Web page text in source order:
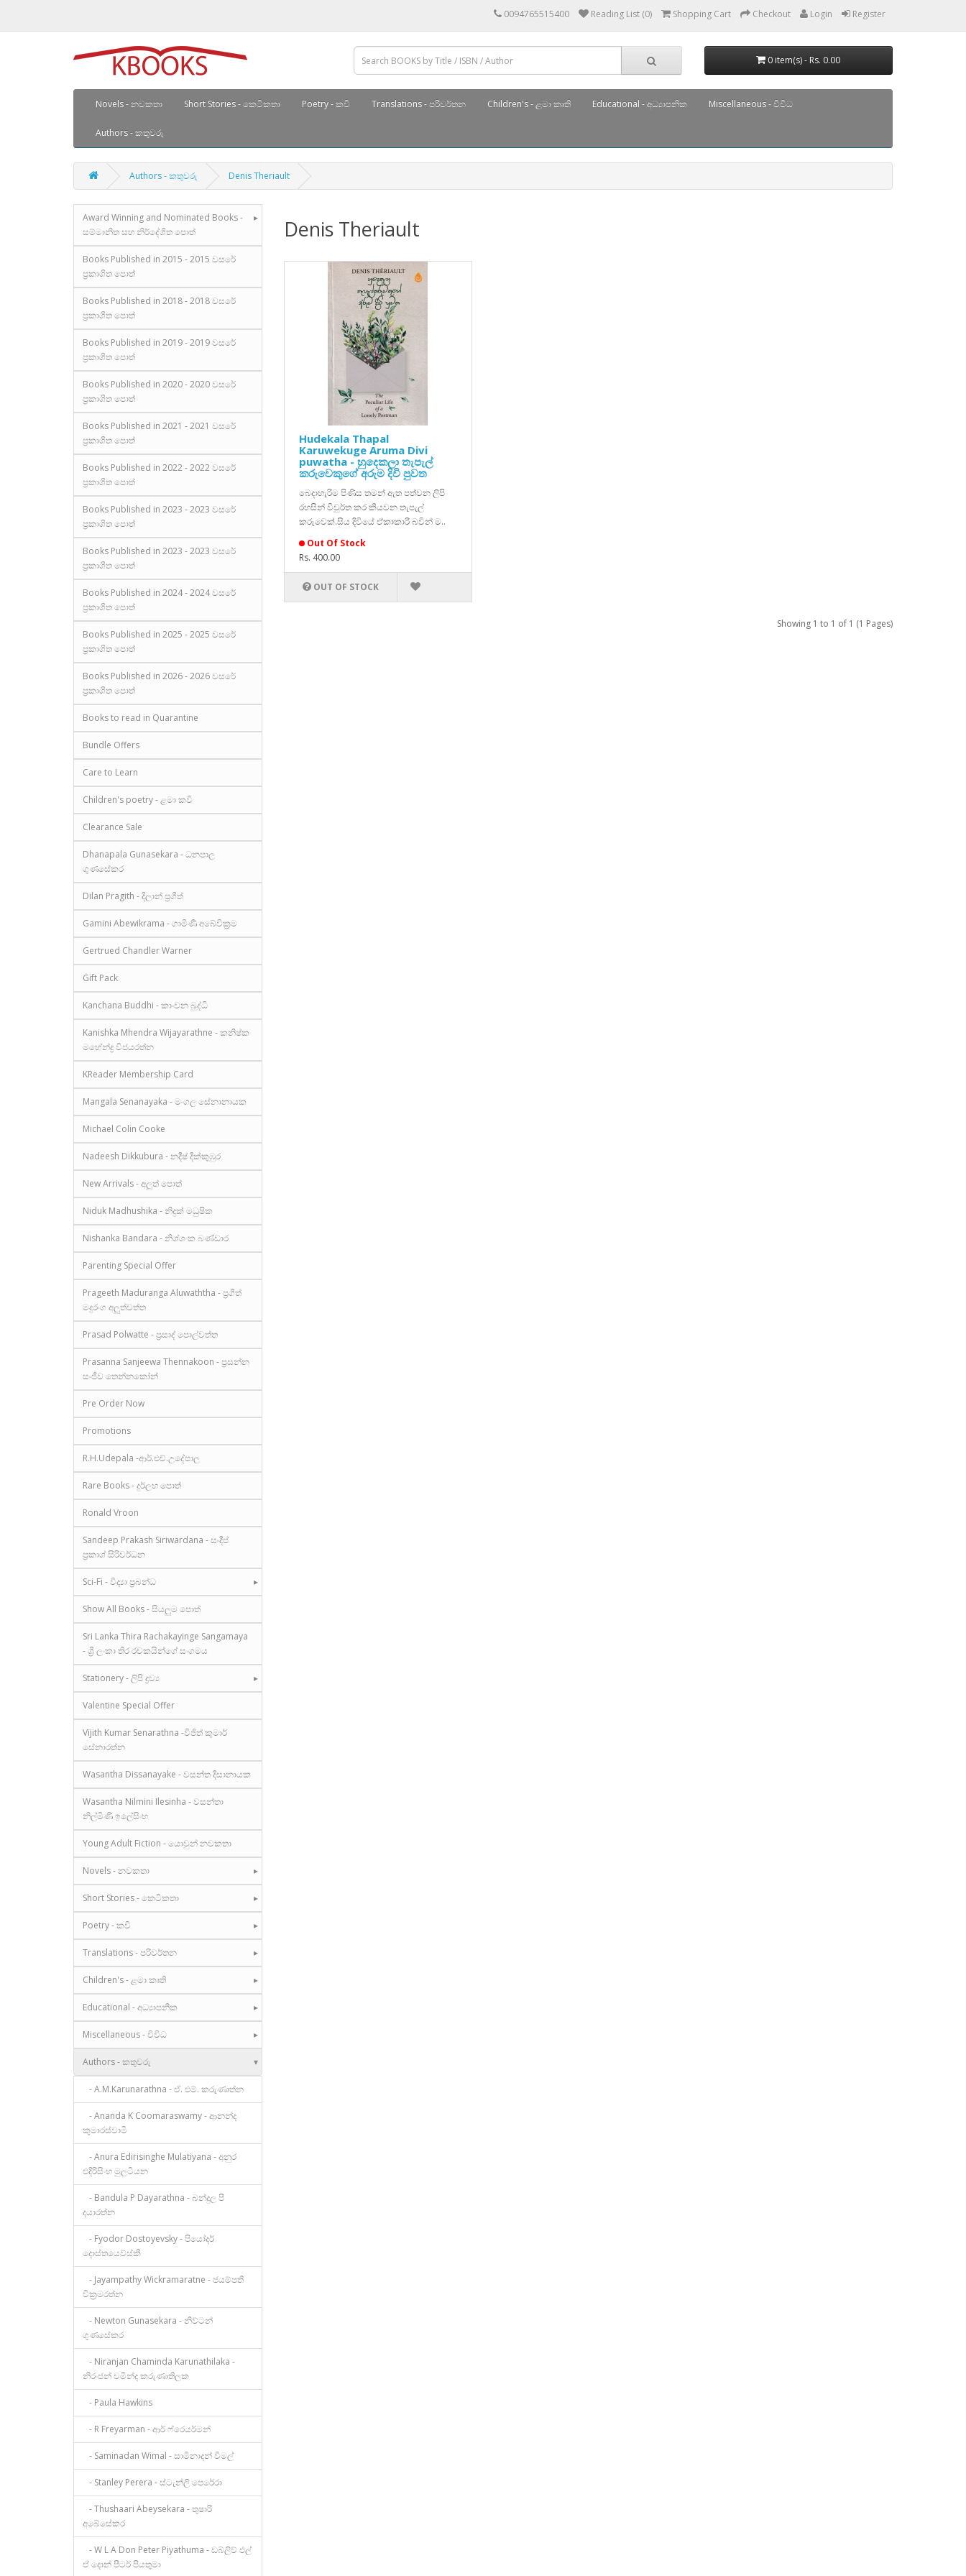
0094765515400 Reading List (0) Shopping Cart Checkout Login Register
0 item(s) - Rs. 0.00
Novels - නවකතා Short Stories - කෙටිකතා Poetry - කවි Translations - පරිවර්තන Children's - ළමා කෘති Educational - අධ්‍යාපනික Miscellaneous - විවිධ
Authors - කතුවරු
Authors - කතුවරු Denis Theriault
Award Winning and Nominated Books -
සම්මානිත සහ නිර්දේශිත පොත්
Books Published in 2015 - 2015 වසරේ
ප්‍රකාශිත පොත්
Books Published in 2018 - 2018 වසරේ
ප්‍රකාශිත පොත්
Books Published in 2019 - 2019 වසරේ
ප්‍රකාශිත පොත්
Books Published in 2020 - 2020 වසරේ
ප්‍රකාශිත පොත්
Books Published in 2021 - 2021 වසරේ
ප්‍රකාශිත පොත්
Books Published in 2022 - 2022 වසරේ
ප්‍රකාශිත පොත්
Books Published in 2023 - 2023 වසරේ
ප්‍රකාශිත පොත්
Books Published in 2023 - 2023 වසරේ
ප්‍රකාශිත පොත්
Books Published in 2024 - 2024 වසරේ
ප්‍රකාශිත පොත්
Books Published in 2025 - 2025 වසරේ
ප්‍රකාශිත පොත්
Books Published in 2026 - 2026 වසරේ
ප්‍රකාශිත පොත්
Books to read in Quarantine
Bundle Offers
Care to Learn
Children's poetry - ළමා කවි
Clearance Sale
Dhanapala Gunasekara - ධනපාල
ගුණසේකර
Dilan Pragith - දිලාන් ප්‍රගීත්
Gamini Abewikrama - ගාමිණී අබේවික්‍රම
Gertrued Chandler Warner
Gift Pack
Kanchana Buddhi - කාංචන බුද්ධි
Kanishka Mhendra Wijayarathne - කනිෂ්ක
මහේන්ද්‍ර විජයරත්න
KReader Membership Card
Mangala Senanayaka - මංගල සේනානායක
Michael Colin Cooke
Nadeesh Dikkubura - නදීෂ් දික්කුඹුර
New Arrivals - අලුත් පොත්
Niduk Madhushika - නිදුක් මධුෂික
Nishanka Bandara - නිශ්ශංක බණ්ඩාර
Parenting Special Offer
Prageeth Maduranga Aluwaththa - ප්‍රගීත්
මදුරංග අලුත්වත්ත
Prasad Polwatte - ප්‍රසාද් පොල්වත්ත
Prasanna Sanjeewa Thennakoon - ප්‍රසන්න
සංජීව තෙන්නකෝන්
Pre Order Now
Promotions
R.H.Udepala -ආර්.එච්.උදේපාල
Rare Books - දුර්ලභ පොත්
Ronald Vroon
Sandeep Prakash Siriwardana - සංදීප්
ප්‍රකාශ් සිරිවර්ධන
Sci-Fi - විද්‍යා ප්‍රබන්ධ
Show All Books - සියලුම පොත්
Sri Lanka Thira Rachakayinge Sangamaya
- ශ්‍රී ලංකා තිර රචකයින්ගේ සංගමය
Stationery - ලිපි ද්‍රව්‍ය
Valentine Special Offer
Vijith Kumar Senarathna -විජිත් කුමාර්
සේනාරත්න
Wasantha Dissanayake - වසන්ත දිසානායක
Wasantha Nilmini Ilesinha - වසන්තා
නිල්මිණි ඉලේසිංහ
Young Adult Fiction - යොවුන් නවකතා
Novels - නවකතා
Short Stories - කෙටිකතා
Poetry - කවි
Translations - පරිවර්තන
Children's - ළමා කෘති
Educational - අධ්‍යාපනික
Miscellaneous - විවිධ
Authors - කතුවරු
- A.M.Karunarathna - ඒ. එම්. කරුණාත්න
- Ananda K Coomaraswamy - ආනන්ද
කුමාරස්වාමි
- Anura Edirisinghe Mulatiyana - අනුර
එදිරිසිංහ මුලටියන
- Bandula P Dayarathna - බන්දුල පී
දයාරත්න
- Fyodor Dostoyevsky - පියෝදර්
දොස්තයෙව්ස්කි
- Jayampathy Wickramaratne - ජයම්පතී
වික්‍රමරත්න
- Newton Gunasekara - නිව්ටන්
ගුණසේකර
- Niranjan Chaminda Karunathilaka -
නිරංජන් චමින්ද කරුණාතිලක
- Paula Hawkins
- R Freyarman - ආර් ෆ්රෙයර්මන්
- Saminadan Wimal - සාමිනාදන් විමල්
- Stanley Perera - ස්ටැන්ලි පෙරේරා
- Thushaari Abeysekara - තුෂාරි
අබේසේකර
- W L A Don Peter Piyathuma - ඩබ්ලිව් එල්
ඒ දොන් පීටර් පියතුමා
Denis Theriault
Hudekala Thapal
Karuwekuge Aruma Divi
puwatha - හුදෙකලා තැපැල්
කරුවෙකුගේ අරුම දිවි පුවත
බෙදාහැරිම පිණිස තමන් ඇත පත්වන ලිපි
රහසින් විවුර්ත කර කියවන තැපැල්
කරුවෙක්.සිය දිවියේ ඒකාකාරී බවින් ම..
Out Of Stock
Rs. 400.00
OUT OF STOCK
Showing 1 to 1 of 1 (1 Pages)